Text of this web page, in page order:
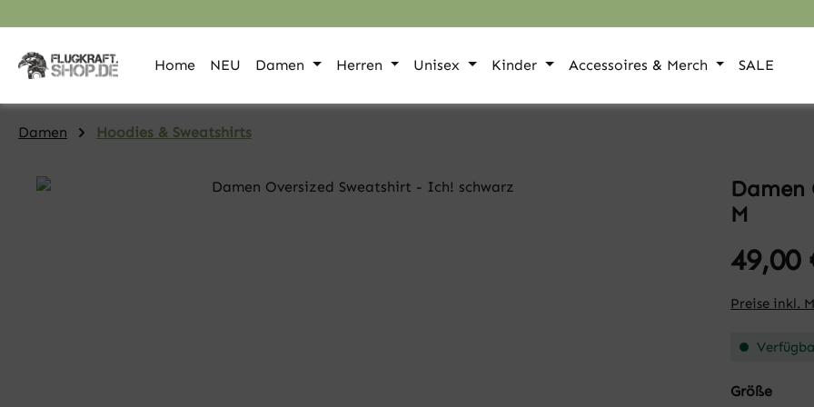
Home NEU Damen Herren Unisex Kinder Accessoires & Merch SALE
Damen Hoodies & Sweatshirts
Bildergalerie überspringen
Damen
M
49,00
Preise inkl.
Größe